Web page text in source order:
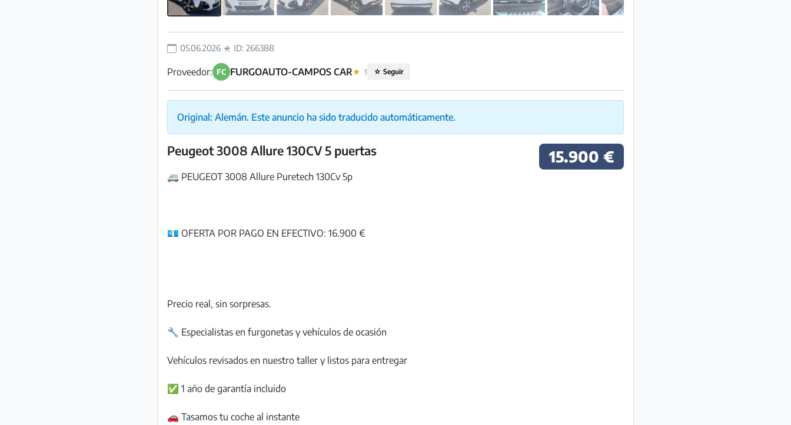
05.06.2026 ID: 266388
Proveedor: FC FURGOAUTO-CAMPOS CAR★ 1 ☆ Seguir
Original: Alemán. Este anuncio ha sido traducido automáticamente.
15.900 €
Peugeot 3008 Allure 130CV 5 puertas
🚐 PEUGEOT 3008 Allure Puretech 130Cv 5p
💶 OFERTA POR PAGO EN EFECTIVO: 16.900 €
Precio real, sin sorpresas.
🔧 Especialistas en furgonetas y vehículos de ocasión
Vehículos revisados en nuestro taller y listos para entregar
✅ 1 año de garantía incluido
🚗 Tasamos tu coche al instante